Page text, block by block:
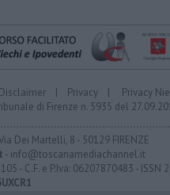
Disclaimer | Privacy | Privacy
di Firenze n. 5935 del
Dei Martelli, 8 - 50129 FIRENZE
- info@toscanamediachannel.it
- C.F. e P.Iva: 06207870483 - ISSN